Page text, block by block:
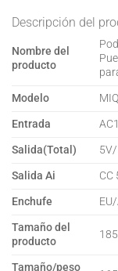
Descripción del
Nombre del
producto
Modelo
Entrada
Salida(Total)
Salida Ai
CC
Enchufe
Tamaño del
producto
Tamaño/peso